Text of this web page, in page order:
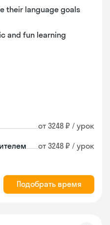
their language goals
and fun learning
от 3248 ₽ / урок
от 3248 ₽ / урок
Подобрать время